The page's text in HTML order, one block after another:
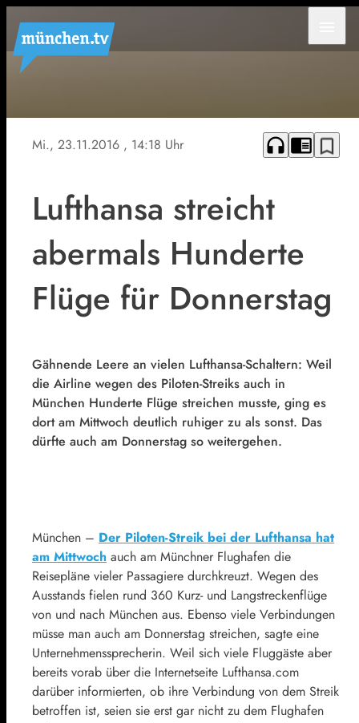
Mi., 23.11.2016 , 14:18 Uhr headphones chrome_reader_mode bookmark_border
Lufthansa streicht
abermals Hunderte
Flüge für Donnerstag
Gähnende Leere an vielen Lufthansa-Schaltern: Weil
die Airline wegen des Piloten-Streiks auch in
München Hunderte Flüge streichen musste, ging es
dort am Mittwoch deutlich ruhiger zu als sonst. Das
dürfte auch am Donnerstag so weitergehen.
München – Der Piloten-Streik bei der Lufthansa hat
am Mittwoch auch am Münchner Flughafen die
Reisepläne vieler Passagiere durchkreuzt. Wegen des
Ausstands fielen rund 360 Kurz- und Langstreckenflüge
von und nach München aus. Ebenso viele Verbindungen
müsse man auch am Donnerstag streichen, sagte eine
Unternehmenssprecherin. Weil sich viele Fluggäste aber
bereits vorab über die Internetseite Lufthansa.com
darüber informierten, ob ihre Verbindung von dem Streik
betroffen ist, seien sie erst gar nicht zu dem Flughafen